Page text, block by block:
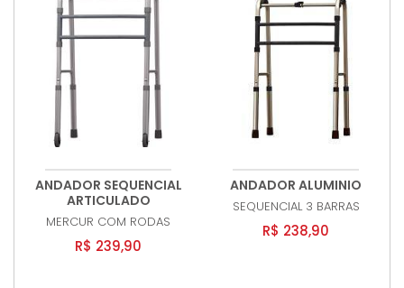
ANDADOR SEQUENCIAL
ARTICULADO
MERCUR COM RODAS
R$ 239,90
ANDADOR ALUMINIO
SEQUENCIAL 3 BARRAS
R$ 238,90